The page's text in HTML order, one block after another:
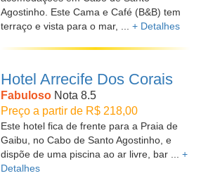
Agostinho. Este Cama e Café (B&B) tem
terraço e vista para o mar, ... + Detalhes
Hotel Arrecife Dos Corais
Fabuloso Nota 8.5
Preço a partir de R$ 218,00
Este hotel fica de frente para a Praia de
Gaibu, no Cabo de Santo Agostinho, e
dispõe de uma piscina ao ar livre, bar ... +
Detalhes